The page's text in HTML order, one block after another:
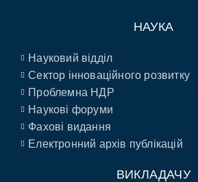
НАУКА
Науковий відділ
Сектор інноваційного розвитку
Проблемна НДР
Наукові форуми
Фахові видання
Електронний архів публікацій
ВИКЛАДАЧУ